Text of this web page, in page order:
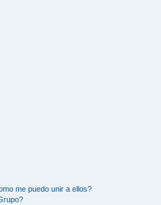
me puedo unir a ellos?